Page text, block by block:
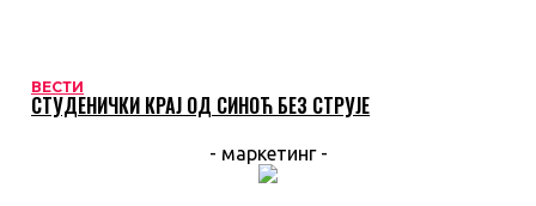
ВЕСТИ
СТУДЕНИЧКИ КРАЈ ОД СИНОЋ БЕЗ СТРУЈЕ
- маркетинг -